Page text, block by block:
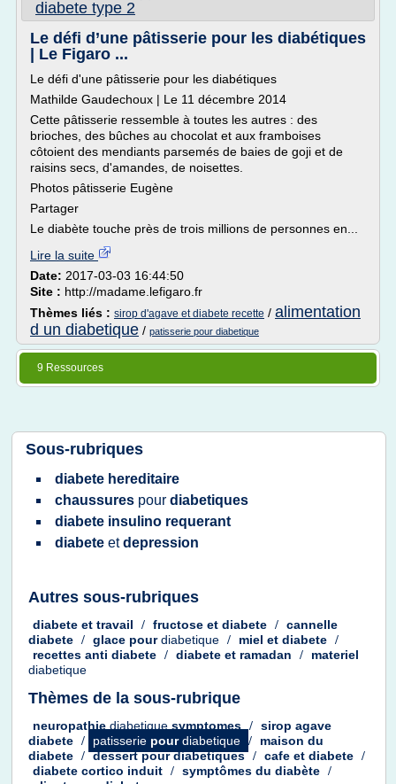
diabete type 2
Le défi d’une pâtisserie pour les diabétiques
| Le Figaro ...
Le défi d'une pâtisserie pour les diabétiques
Mathilde Gaudechoux | Le 11 décembre 2014
Cette pâtisserie ressemble à toutes les autres : des
brioches, des bûches au chocolat et aux framboises
côtoient des mendiants parsemés de baies de goji et de
raisins secs, d'amandes, de noisettes.
Photos pâtisserie Eugène
Partager
Le diabète touche près de trois millions de personnes en...
Lire la suite
Date: 2017-03-03 16:44:50
Site : http://madame.lefigaro.fr
Thèmes liés : sirop d'agave et diabete recette / alimentation
d un diabetique / patisserie pour diabetique
9 Ressources
Sous-rubriques
diabete hereditaire
chaussures pour diabetiques
diabete insulino requerant
diabete etdepression
Autres sous-rubriques
diabete et travail / fructose et diabete / cannelle
diabete / glace pourdiabetique / miel et diabete /
recettes anti diabete / diabete et ramadan /
materiel
diabetique
Thèmes de la sous-rubrique
neuropathie diabetique symptomes / sirop agave
diabete / patisserie pourdiabetique / maison du
diabete / dessertpourdiabetiques / cafe et diabete /
diabete cortico induit / symptômes du diabète /